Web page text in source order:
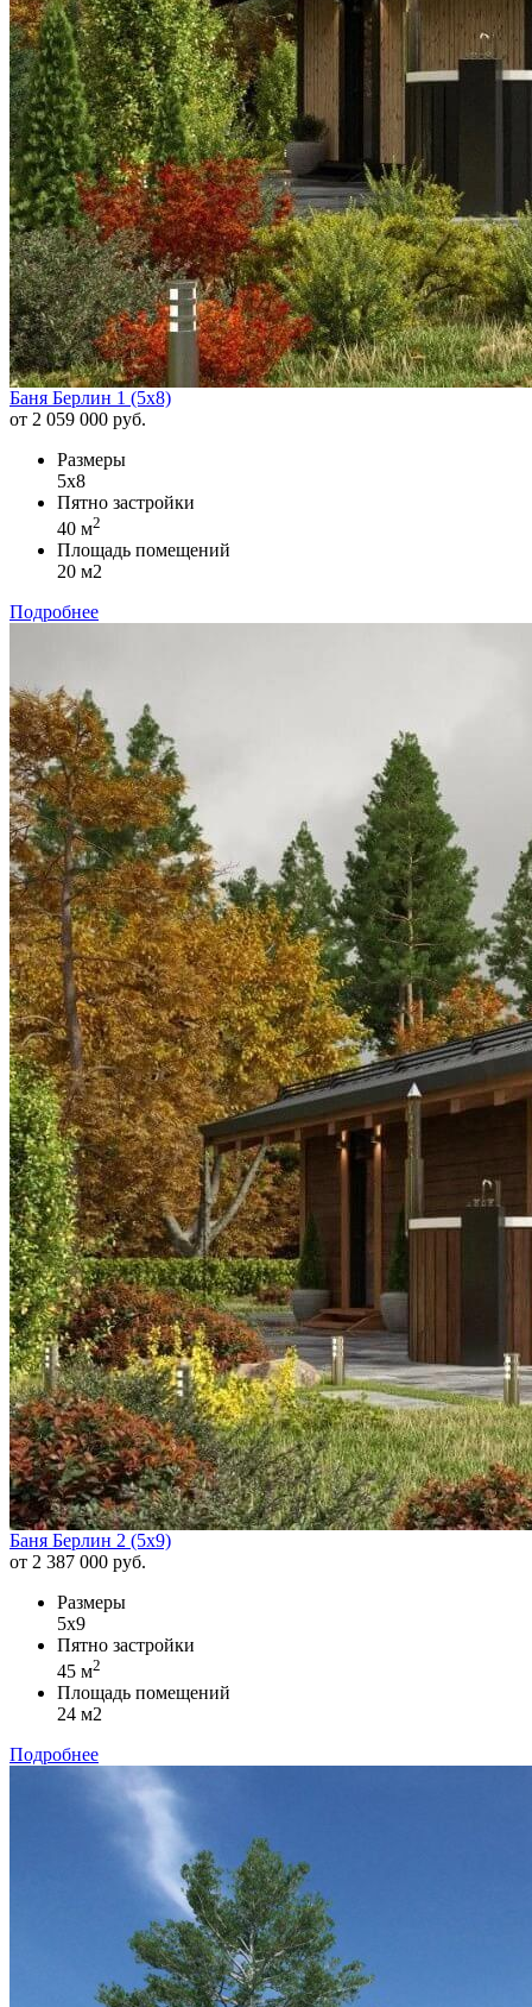
Баня Берлин 1 (5х8)
от 2 059 000 руб.
Размеры
5х8
Пятно застройки
40 м2
Площадь помещений
20 м2
Подробнее
Баня Берлин 2 (5х9)
от 2 387 000 руб.
Размеры
5х9
Пятно застройки
45 м2
Площадь помещений
24 м2
Подробнее